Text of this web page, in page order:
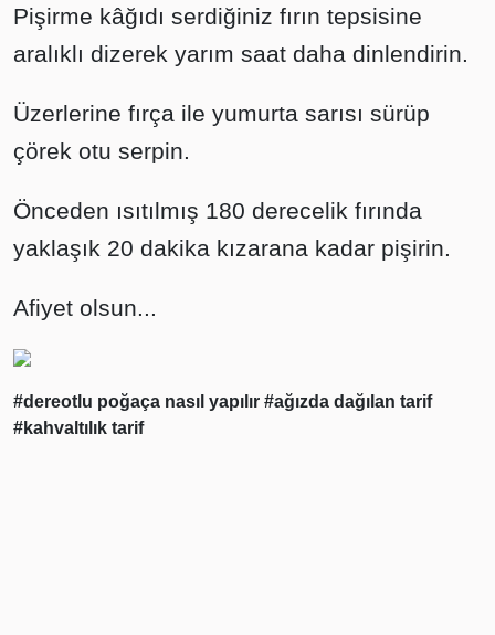
Pişirme kâğıdı serdiğiniz fırın tepsisine
aralıklı dizerek yarım saat daha dinlendirin.
Üzerlerine fırça ile yumurta sarısı sürüp
çörek otu serpin.
Önceden ısıtılmış 180 derecelik fırında
yaklaşık 20 dakika kızarana kadar pişirin.
Afiyet olsun...
#dereotlu poğaça nasıl yapılır #ağızda dağılan tarif
#kahvaltılık tarif